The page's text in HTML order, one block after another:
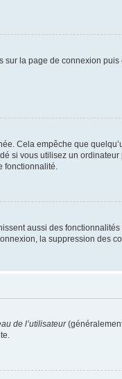
sur la page de connexion puis
Cela empêche que
si vous utilisez un
fonctionnalité.
aussi des
la suppression des
de l’utilisateur